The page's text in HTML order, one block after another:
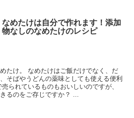
なめたけは自分で作れます！添加
物なしのなめたけのレシピ
たけ。 なめたけはご飯だけでなく、だ
そばやうどんの薬味としても使える便利
られているものもおいしいのですが、
るのをご存じですか？ ...